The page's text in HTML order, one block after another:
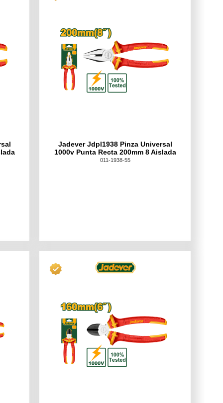
Jadever Jdpl1938 Pinza Universal
1000v Punta Recta 200mm 8 Aislada
011-1938-55